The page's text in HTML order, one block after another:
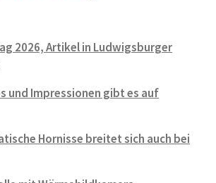
2026, Artikel in Ludwigsburger
und Impressionen gibt es auf
Hornisse breitet sich auch bei